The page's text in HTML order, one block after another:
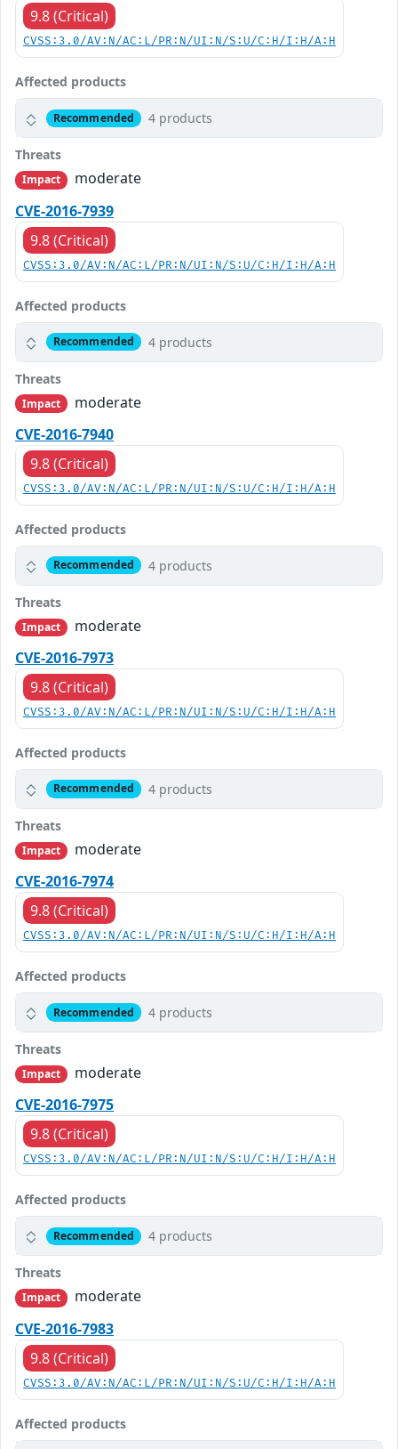
9.8 (Critical)
CVSS:3.0/AV:N/AC:L/PR:N/UI:N/S:U/C:H/I:H/A:H
Affected products
Recommended 4 products
Threats
Impact
moderate
CVE-2016-7939
9.8 (Critical)
CVSS:3.0/AV:N/AC:L/PR:N/UI:N/S:U/C:H/I:H/A:H
Affected products
Recommended 4 products
Threats
Impact
moderate
CVE-2016-7940
9.8 (Critical)
CVSS:3.0/AV:N/AC:L/PR:N/UI:N/S:U/C:H/I:H/A:H
Affected products
Recommended 4 products
Threats
Impact
moderate
CVE-2016-7973
9.8 (Critical)
CVSS:3.0/AV:N/AC:L/PR:N/UI:N/S:U/C:H/I:H/A:H
Affected products
Recommended 4 products
Threats
Impact
moderate
CVE-2016-7974
9.8 (Critical)
CVSS:3.0/AV:N/AC:L/PR:N/UI:N/S:U/C:H/I:H/A:H
Affected products
Recommended 4 products
Threats
Impact
moderate
CVE-2016-7975
9.8 (Critical)
CVSS:3.0/AV:N/AC:L/PR:N/UI:N/S:U/C:H/I:H/A:H
Affected products
Recommended 4 products
Threats
Impact
moderate
CVE-2016-7983
9.8 (Critical)
CVSS:3.0/AV:N/AC:L/PR:N/UI:N/S:U/C:H/I:H/A:H
Affected products